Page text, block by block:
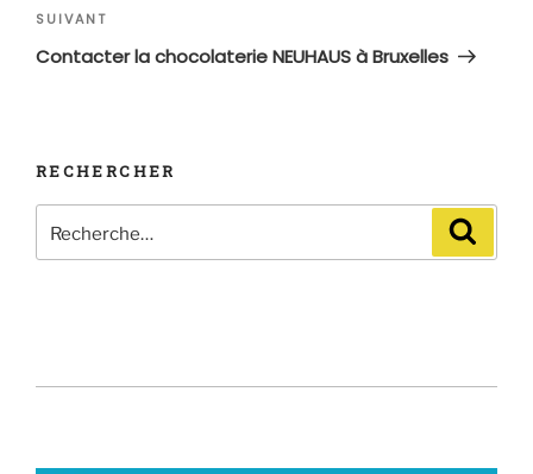
Article
suivant
SUIVANT
Contacter la chocolaterie NEUHAUS à Bruxelles
RECHERCHER
pour